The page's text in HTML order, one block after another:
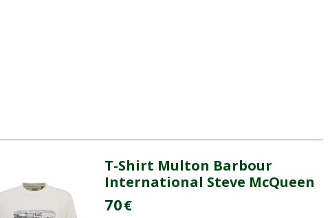
T-Shirt Multon Barbour
International Steve McQueen
70€